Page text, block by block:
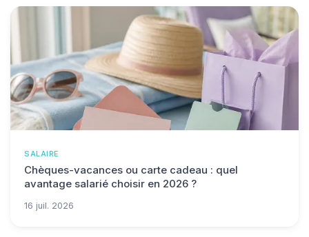
SALAIRE
Chèques-vacances ou carte cadeau : quel
avantage salarié choisir en 2026 ?
16 juil. 2026